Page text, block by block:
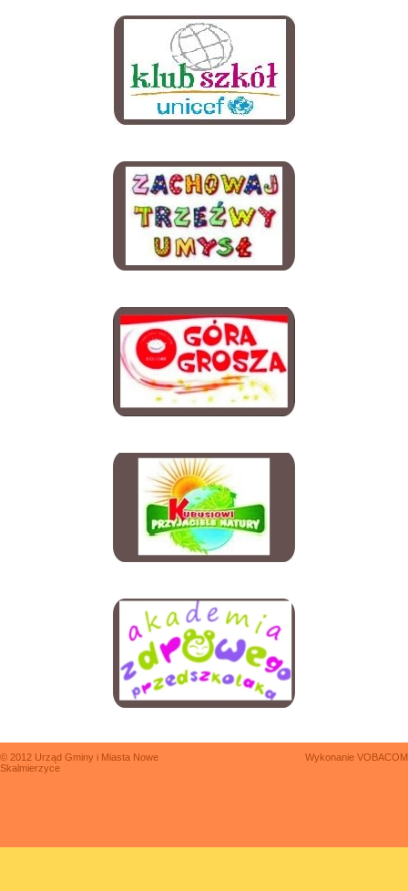
© 2012 Urząd Gminy i Miasta Nowe
Skalmierzyce
Wykonanie VOBACOM